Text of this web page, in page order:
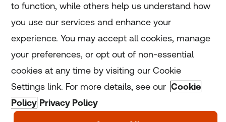
Home
Coronavirus
LGBT+
Climate
to function, while others help us understand how
you use our services and enhance your
experience. You may accept all cookies, manage
your preferences, or opt out of non-essential
cookies at any time by visiting our Cookie
Settings link. For more details, see our Cookie
Policy Privacy Policy